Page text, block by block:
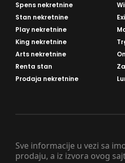
Sve informacije u vezi sa
prodaju, a iz izvora ovog
Spens nekretnine
Stan nekretnine
Play nekretnine
King nekretnine
Arts nekretnine
Renta stan
Prodaja nekretnine